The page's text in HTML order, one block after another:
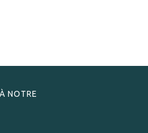
NOTRE